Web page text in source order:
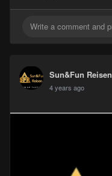
Sun&Fun Reisen
4 years ago